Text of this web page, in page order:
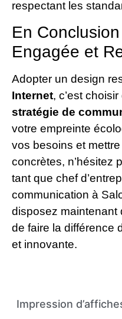
respectant les
En
Engagée et
Adopter un design
Internet, c’est
stratégie de
votre empreinte
vos besoins et
concrètes, n’hésitez
tant que chef
communication à
disposez maintenant
de faire la différence
et innovante.
Impression